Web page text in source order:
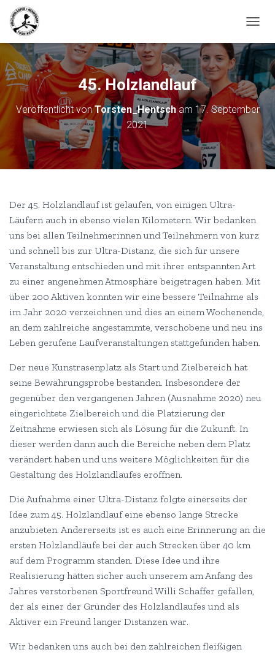
A
G
A
T
I
S
L
E
45. Holzlandlauf
Veröffentlicht vonTorsten_Hentscham 17. September
2021
Der 45. Holzlandlauf ist gelaufen, von einigen Ultra-
Läufern auch in ebenso vielen Kilometern. Wir bedanken
uns bei allen Teilnehmerinnen und Teilnehmern von kurz
und schnell bis zur Ultra-Distanz, die sich für unsere
Veranstaltung entschieden und mit ihrer entspannten Art
zu einer angenehmen Atmosphäre beigetragen haben. Mit
über 200 Aktiven konnten wir eine bessere Teilnahme als
im Jahr 2020 verzeichnen und dies an einem Wochenende,
an dem zahlreiche angestammte, verschobene und neu ins
Leben gerufene Laufveranstaltungen stattgefunden haben.
Der neue Kunstrasenplatz als Start und Zielbereich hat
seine Bewährungsprobe bestanden. Insbesondere der
gegenüber den vergangenen Jahren (Ausnahme 2020) neu
eingerichtete Zielbereich und die Platzierung der
Zeitnahme erwiesen sich als Lösung für die Zukunft. In
dieser werden dann auch die Bereiche neben dem Platz
verändert haben und uns weitere Möglichkeiten für die
Gestaltung des Holzlandlaufes eröffnen.
Die Aufnahme einer Ultra-Distanz folgte einerseits der
Idee zum 45. Holzlandlauf eine ebenso lange Strecke
anzubieten. Andererseits ist es auch eine Erinnerung an die
ersten Holzlandläufe bei der auch Strecken über 40 km
auf dem Programm standen. Diese Idee und ihre
Realisierung hätten sicher auch unserem am Anfang des
Jahres verstorbenen Sportfreund Willi Schaffer gefallen,
der als einer der Gründer des Holzlandlaufes und als
Aktiver ein Freund langer Distanzen war.
Wir bedanken uns auch bei den zahlreichen fleißigen